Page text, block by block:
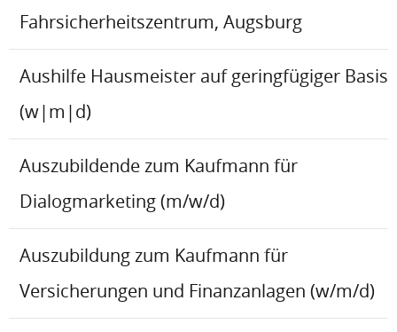
Fahrsicherheitszentrum, Augsburg
Aushilfe Hausmeister auf geringfügiger Basis
(w|m|d)
Auszubildende zum Kaufmann für
Dialogmarketing (m/w/d)
Auszubildung zum Kaufmann für
Versicherungen und Finanzanlagen (w/m/d)